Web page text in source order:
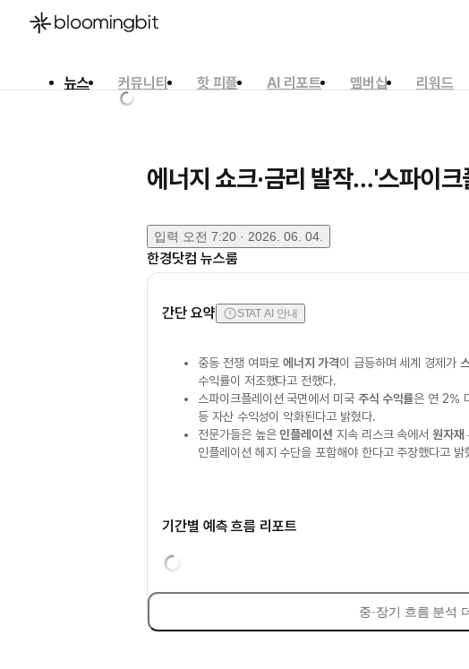
뉴스 커뮤니티 핫 피플 AI 리포트 멤버십
리워드
에너지 쇼크·금리 발작…'스파이크
입력 오전 7:20 · 2026. 06. 04.
한경닷컴 뉴스룸
간단 요약 STAT AI 안내
중동 전쟁 여파로에너지 가격이 급등하며 세계 경제가
수익률이 저조했다고 전했다.
스파이크플레이션 국면에서 미국 주식 수익률은 연 2%
등 자산 수익성이 악화된다고 밝혔다.
전문가들은 높은인플레이션 지속 리스크 속에서원자재
인플레이션 헤지 수단을 포함해야 한다고 주장했다고 밝
기간별 예측 흐름 리포트
중·장기 흐름 분석